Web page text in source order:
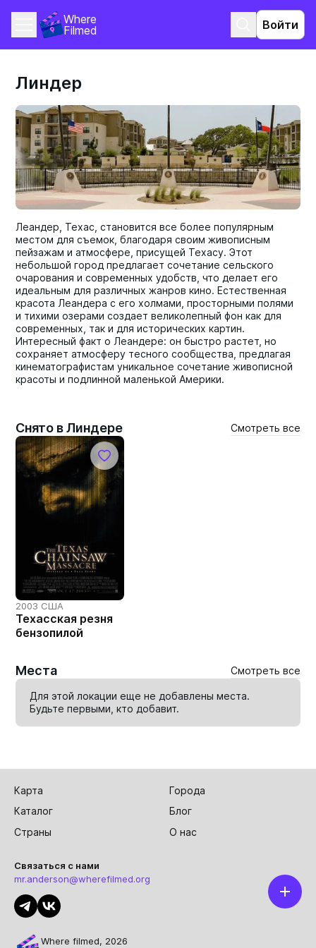
Where
Filmed
Войти
Линдер
Леандер, Техас, становится все более популярным
местом для съемок, благодаря своим живописным
пейзажам и атмосфере, присущей Техасу. Этот
небольшой город предлагает сочетание сельского
очарования и современных удобств, что делает его
идеальным для различных жанров кино. Естественная
красота Леандера с его холмами, просторными полями
и тихими озерами создает великолепный фон как для
современных, так и для исторических картин.
Интересный факт о Леандере: он быстро растет, но
сохраняет атмосферу тесного сообщества, предлагая
кинематографистам уникальное сочетание живописной
красоты и подлинной маленькой Америки.
Снято в Линдере Смотреть все
2003 США
Техасская резня
бензопилой
Места Смотреть все
Для этой локации еще не добавлены места.
Будьте первыми, кто добавит.
Карта
Города
Каталог
Блог
Страны
О нас
Связаться с нами
mr.anderson@wherefilmed.org
Where filmed, 2026